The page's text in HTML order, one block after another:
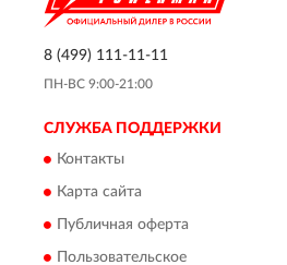
8 (499) 111-11-11
ПН-ВС 9:00-21:00
СЛУЖБА ПОДДЕРЖКИ
Контакты
Карта сайта
Публичная оферта
Пользовательское